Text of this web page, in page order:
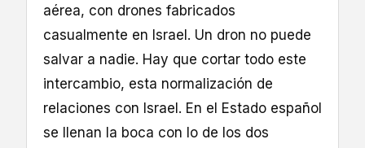
aérea, con drones fabricados
casualmente en Israel. Un dron no puede
salvar a nadie. Hay que cortar todo este
intercambio, esta normalización de
relaciones con Israel. En el Estado español
se llenan la boca con lo de los dos